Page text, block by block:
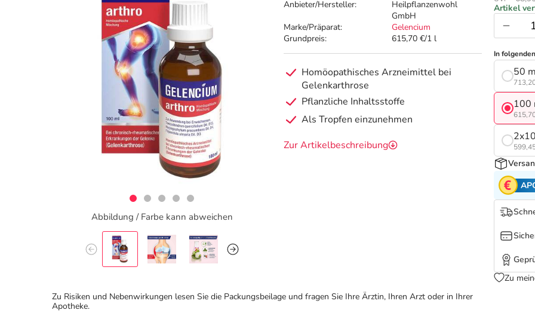
Abbildung / Farbe kann abweichen
Anbieter/Hersteller:
Heilpflanzenwohl
GmbH
Marke/Präparat:
Gelencium
Grundpreis:
615,70 €/1 l
Homöopathisches Arzneimittel bei
Gelenkarthrose
Pflanzliche Inhaltsstoffe
Als Tropfen einzunehmen
Zur Artikelbeschreibung
Artikel
In
50
100
Zu
Zu Risiken und Nebenwirkungen lesen Sie die Packungsbeilage und fragen Sie Ihre Ärztin, Ihren Arzt oder in Ihrer
Apotheke.